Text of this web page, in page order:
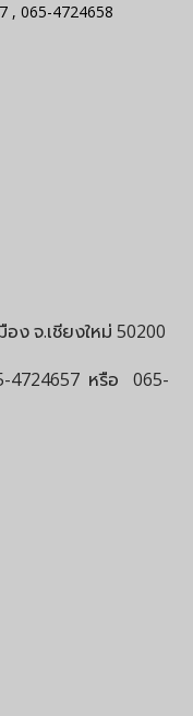
, 065-4724658
ง จ.เชียงใหม่ 50200
4724657 หรือ
065-